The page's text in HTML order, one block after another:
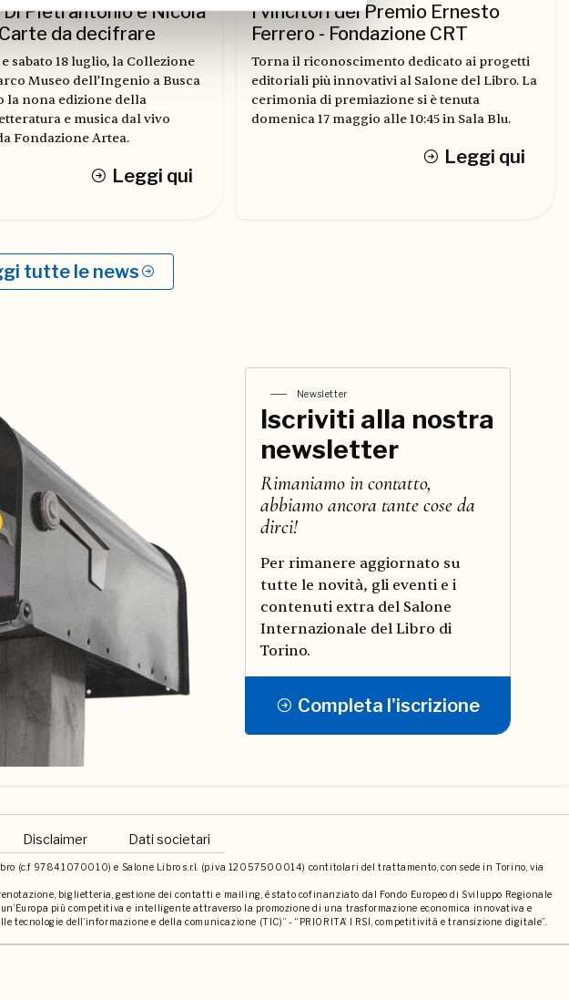
Pietrantonio e Nicola
da decifrare
sabato 18 luglio, la Collezione
Museo dell’Ingenio a Busca
la nona edizione della
e musica dal vivo
Fondazione Artea.
Leggi qui
I vincitori del Premio Ernesto
Ferrero - Fondazione CRT
Torna il riconoscimento dedicato ai progetti
editoriali più innovativi al Salone del Libro. La
cerimonia di premiazione si è tenuta
domenica 17 maggio alle 10:45 in Sala Blu.
Leggi qui
tutte le news
Newsletter
Iscriviti alla nostra
newsletter
Rimaniamo in contatto,
abbiamo ancora tante cose da
dirci!
Per rimanere aggiornato su
tutte le novità, gli eventi e i
contenuti extra del Salone
Internazionale del Libro di
Torino.
Completa l'iscrizione
(c.f 97841070010) e Salone Libro s.r.l. (p.iva 12057500014) contitolari del trattamento, con sede in Torino, via
biglietteria, gestione dei contatti e mailing, è stato cofinanziato dal Fondo Europeo di Sviluppo Regionale
più competitiva e intelligente attraverso la promozione di una trasformazione economica innovativa e
dell’informazione e della comunicazione (TIC)” - “PRIORITA’ I RSI, competitività e transizione digitale”.
Disclaimer Dati societari